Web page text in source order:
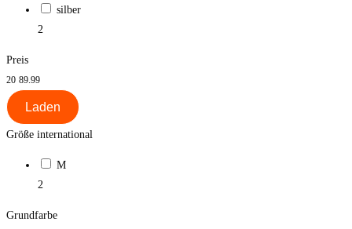
silber
2
Preis
20 89.99
Laden
Größe international
M
2
Grundfarbe